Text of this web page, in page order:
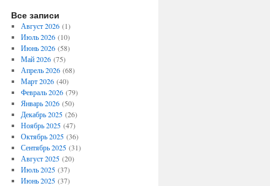
Все записи
Август 2026(1)
Июль 2026(10)
Июнь 2026(58)
Май 2026(75)
Апрель 2026(68)
Март 2026(40)
Февраль 2026(79)
Январь 2026(50)
Декабрь 2025(26)
Ноябрь 2025(47)
Октябрь 2025(36)
Сентябрь 2025(31)
Август 2025(20)
Июль 2025(37)
Июнь 2025(37)